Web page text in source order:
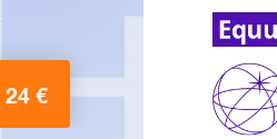
24 €